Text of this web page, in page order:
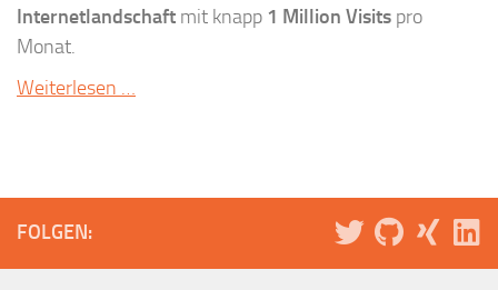
Internetlandschaft mit knapp 1 Million Visits pro
Monat.
Weiterlesen …
FOLGEN: